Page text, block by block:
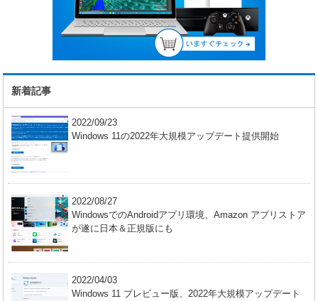
新着記事
2022/09/23
Windows 11の2022年大規模アップデート提供開始
2022/08/27
WindowsでのAndroidアプリ環境、Amazon アプリストア
が遂に日本＆正規版にも
2022/04/03
Windows 11 プレビュー版、2022年大規模アップデート